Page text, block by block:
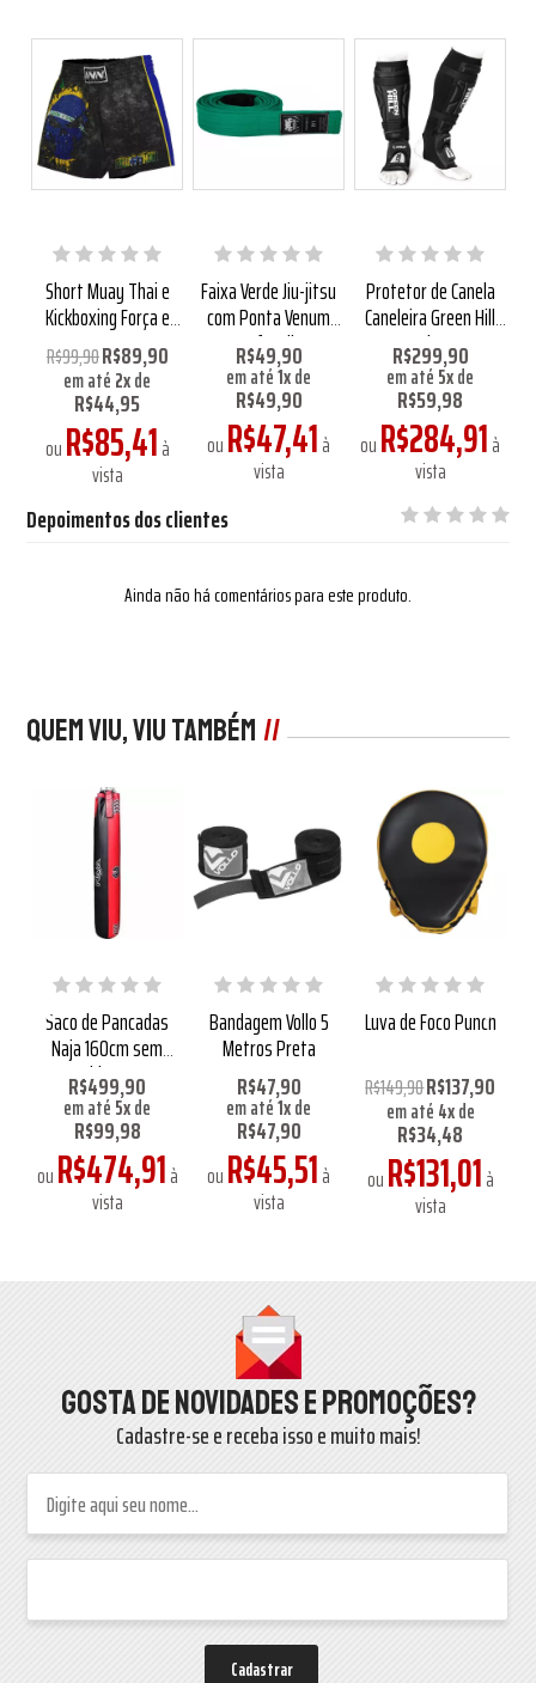
Short Muay Thai e
Kickboxing Força e
Honra
R$99,90R$89,90
em até2xde
R$44,95
ouR$85,41à
vista
Faixa Verde Jiu-jitsu
com Ponta Venum
Infantil
R$49,90
em até1xde
R$49,90
ouR$47,41à
vista
Protetor de Canela
Caneleira Green Hill
Aprovado IMMAF
R$299,90
em até5xde
R$59,98
ouR$284,91à
vista
Depoimentos dos clientes
Ainda não há comentários para este produto.
Quem viu, viu também
Saco de Pancadas
Naja 160cm sem
Enchimento
R$499,90
em até5xde
R$99,98
ouR$474,91à
vista
Bandagem Vollo 5
Metros Preta
R$47,90
em até1xde
R$47,90
ouR$45,51à
vista
Luva de Foco Punch
R$149,90R$137,90
em até4xde
R$34,48
ouR$131,01à
vista
Gosta de novidades e promoções?
Cadastre-se e receba isso e muito mais!
Cadastrar